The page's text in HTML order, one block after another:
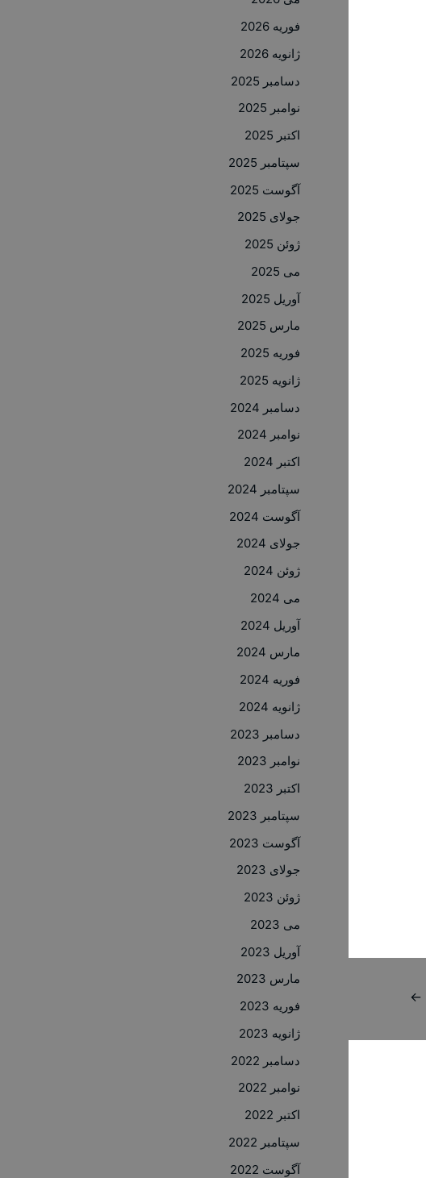
←
فوریه 2026
ژانویه 2026
دسامبر 2025
نوامبر 2025
اکتبر 2025
سپتامبر 2025
آگوست 2025
جولای 2025
ژوئن 2025
می 2025
آوریل 2025
مارس 2025
فوریه 2025
ژانویه 2025
دسامبر 2024
نوامبر 2024
اکتبر 2024
سپتامبر 2024
آگوست 2024
جولای 2024
ژوئن 2024
می 2024
آوریل 2024
مارس 2024
فوریه 2024
ژانویه 2024
دسامبر 2023
نوامبر 2023
اکتبر 2023
سپتامبر 2023
آگوست 2023
جولای 2023
ژوئن 2023
می 2023
آوریل 2023
مارس 2023
فوریه 2023
ژانویه 2023
دسامبر 2022
نوامبر 2022
اکتبر 2022
سپتامبر 2022
آگوست 2022